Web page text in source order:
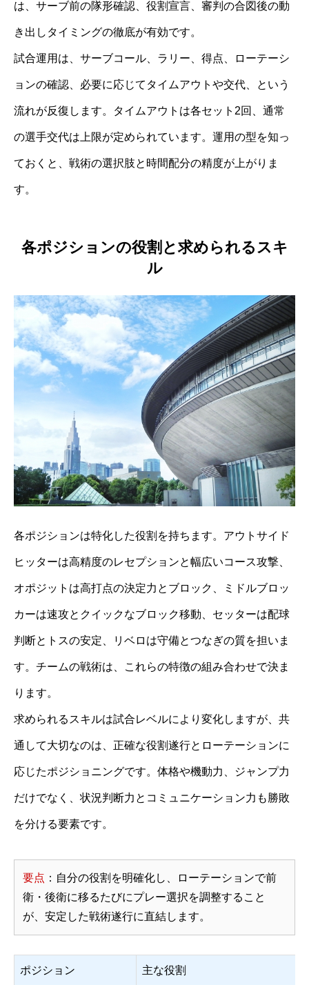
は、サーブ前の隊形確認、役割宣言、審判の合図後の動
き出しタイミングの徹底が有効です。
試合運用は、サーブコール、ラリー、得点、ローテーシ
ョンの確認、必要に応じてタイムアウトや交代、という
流れが反復します。タイムアウトは各セット2回、通常
の選手交代は上限が定められています。運用の型を知っ
ておくと、戦術の選択肢と時間配分の精度が上がりま
す。
各ポジションの役割と求められるスキ
ル
各ポジションは特化した役割を持ちます。アウトサイド
ヒッターは高精度のレセプションと幅広いコース攻撃、
オポジットは高打点の決定力とブロック、ミドルブロッ
カーは速攻とクイックなブロック移動、セッターは配球
判断とトスの安定、リベロは守備とつなぎの質を担いま
す。チームの戦術は、これらの特徴の組み合わせで決ま
ります。
求められるスキルは試合レベルにより変化しますが、共
通して大切なのは、正確な役割遂行とローテーションに
応じたポジショニングです。体格や機動力、ジャンプ力
だけでなく、状況判断力とコミュニケーション力も勝敗
を分ける要素です。
要点 ：自分の役割を明確化し、ローテーションで前
衛・後衛に移るたびにプレー選択を調整すること
が、安定した戦術遂行に直結します。
ポジション 主な役割